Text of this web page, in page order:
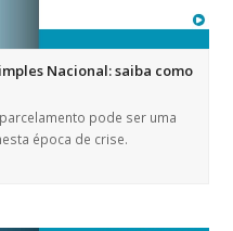
Nacional: saiba como
pode ser uma
época de crise.